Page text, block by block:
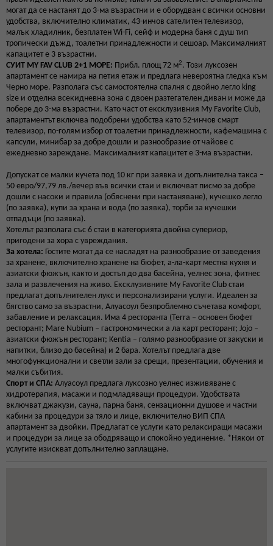
могат да се настанят до 3-ма възрастни и е оборудван с всички основни
удобства, включително климатик, 43-инчов сателитен телевизор,
малък хладилник, безплатен Wi-Fi, сейф и модерна баня с душ тип
тропически дъжд, тоалетни принадлежности и сешоар. Максималният
капацитет е 3 възрастни.
СУИТ MY FAV CLUB 2+1 МОРЕ: Прибл. площ 72 м2. Този луксозен
апартамент се намира на петия етаж и предлага невероятна гледка към
Черно море. Разполага със самостоятелна спалня с двойно легло king
size и отделна всекидневна зона с двоен разтегателен диван и може да
побере до 3-ма възрастни. Като част от ексклузивния My Favorite Club,
апартаментът включва подобрени удобства като 52-инчов смарт
телевизор, по-голям избор от тоалетни принадлежности, кафемашина с
капсули, минибар за добре дошли и разнообразие от чайове с
ежедневно зареждане. Максималният капацитет е 3-ма възрастни.
Допускат се малки кучета под 10 кг при заявка и допълнителна такса –
50 евро/97,79 лв./вечер във всички стаи и включват писмо за добре
дошли с насоки и правила (обяснени при настаняване), кучешко легло
(по заявка), купи за храна и вода (по заявка), торби за кучешки
отпадъци (по заявка).
Хотелът разполага със 6 стаи в категорията двойна супериор,
пригодени за хора с увреждания.
За хотела: Гостите могат да се насладят на разнообразие от заведения
за хранене, включително хранене на бюфет, а-ла-карт местна кухня и
азиатски фюжън, както и достъп до два басейна, уелнес зона, фитнес
зала и развлечения на живо. Ексклузивните My Favorite Club стаи
предлагат допълнителен лукс и персонализирани услуги. Идеален за
бягство само за възрастни, Алуасоул безпроблемно съчетава комфорт,
забавление и релаксация. Има 4 ресторанта (Terra – основен бюфет
ресторант; Mare Nubium – гастрономически а ла карт ресторант; Jojo –
азиатски фюжън ресторант; Kentia – голямо разнообразие от закуски и
напитки, близо до басейна) и 2 бара. Хотелът предлага две
многофункционални и светли зали за срещи, презентации, обучения и
малки събития.
Спорт и СПА: Алуасоул предлага луксозно уелнес изживяване с
хидротерапия, масажи и подмладяващи процедури. Удобствата
включват джакузи, сауна, парна баня, сензационни душове и частни
кабини за процедури за тяло и лице, включително ВИП СПА
апартамент за двойки. Предлагат се услуги като релаксиращи масажи
и процедури за лице за ободряващо и спокойно уединение. *Някои от
услугите изискват допълнително заплащане.